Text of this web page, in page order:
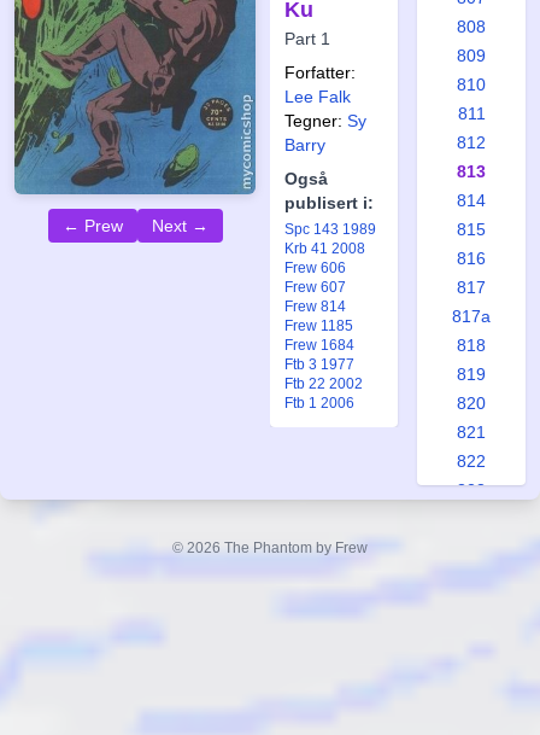
← Prew Next →
Ku
Part 1
Forfatter:
Lee Falk
Tegner: Sy
Barry
Også
publisert i:
Spc 143 1989
Krb 41 2008
Frew 606
Frew 607
Frew 814
Frew 1185
Frew 1684
Ftb 3 1977
Ftb 22 2002
Ftb 1 2006
808
809
810
811
812
813
814
815
816
817
817a
818
819
820
821
822
823
© 2026 The Phantom by Frew